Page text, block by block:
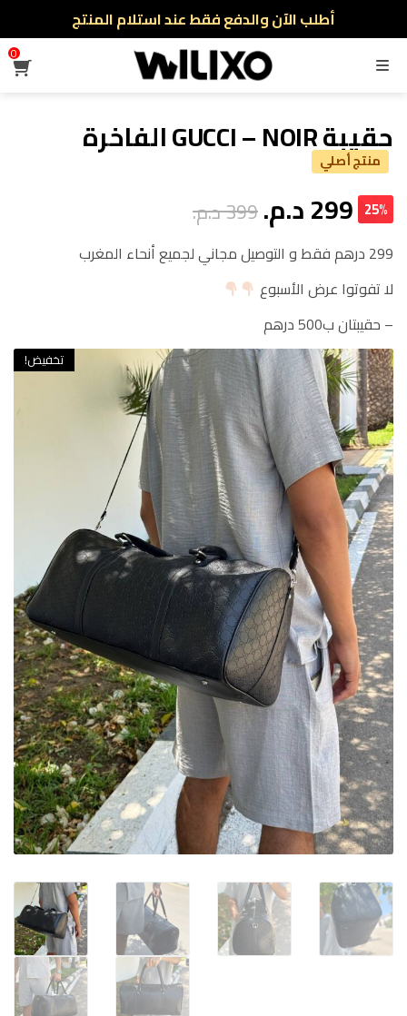
أطلب الآن والدفع فقط عند استلام المنتج
توصيل سريع لجميع الولايات
نفخر بأكثر من 5000 مشتري سعيد
القائمة
0
حقيبة GUCCI – NOIR الفاخرة
منتج أصلي
299د.م.399د.م. 25%
299 درهم فقط و التوصيل مجاني لجميع أنحاء المغرب
لا تفوتوا عرض الأسبوع
– حقيبتان ب500 درهم
تخفيض!